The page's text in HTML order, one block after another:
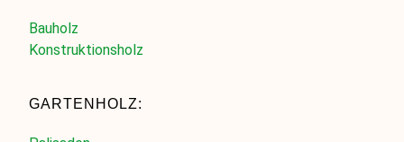
Bauholz
Konstruktionsholz
GARTENHOLZ: